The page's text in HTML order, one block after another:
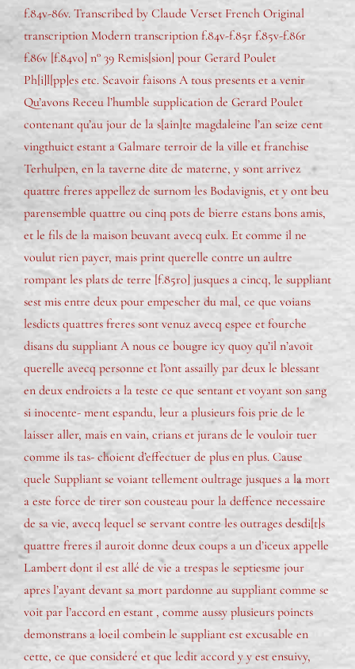
f.84v-86v. Transcribed by Claude Verset French Original
transcription Modern transcription f.84v-f.85r f.85v-f.86r
f.86v [f.84vo] n° 39 Remis[sion] pour Gerard Poulet
Ph[i]l[pp]es etc. Scavoir faisons A tous presents et a venir
Qu’avons Receu l’humble supplication de Gerard Poulet
contenant qu’au jour de la s[ain]te magdaleine l’an seize cent
vingthuict estant a Galmare terroir de la ville et franchise
Terhulpen, en la taverne dite de materne, y sont arrivez
quattre freres appellez de surnom les Bodavignis, et y ont beu
parensemble quattre ou cinq pots de bierre estans bons amis,
et le fils de la maison beuvant avecq eulx. Et comme il ne
voulut rien payer, mais print querelle contre un aultre
rompant les plats de terre [f.85ro] jusques a cincq, le suppliant
sest mis entre deux pour empescher du mal, ce que voians
lesdicts quattres freres sont venuz avecq espee et fourche
disans du suppliant A nous ce bougre icy quoy qu’il n’avoit
querelle avecq personne et l’ont assailly par deux le blessant
en deux endroicts a la teste ce que sentant et voyant son sang
si inocente- ment espandu, leur a plusieurs fois prie de le
laisser aller, mais en vain, crians et jurans de le vouloir tuer
comme ils tas- choient d’effectuer de plus en plus. Cause
quele Suppliant se voiant tellement oultrage jusques a la mort
a este force de tirer son cousteau pour la deffence necessaire
de sa vie, avecq lequel se servant contre les outrages desdi[t]s
quattre freres il auroit donne deux coups a un d’iceux appelle
Lambert dont il est allé de vie a trespas le septiesme jour
apres l’ayant devant sa mort pardonne au suppliant comme se
voit par l’accord en estant , comme aussy plusieurs poincts
demonstrans a loeil combein le suppliant est excusable en
cette, ce que consideré et que ledit accord y y est ensuivy,